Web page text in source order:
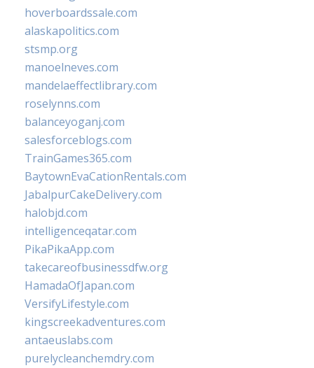
hoverboardssale.com
alaskapolitics.com
stsmp.org
manoelneves.com
mandelaeffectlibrary.com
roselynns.com
balanceyoganj.com
salesforceblogs.com
TrainGames365.com
BaytownEvaCationRentals.com
JabalpurCakeDelivery.com
halobjd.com
intelligenceqatar.com
PikaPikaApp.com
takecareofbusinessdfw.org
HamadaOfJapan.com
VersifyLifestyle.com
kingscreekadventures.com
antaeuslabs.com
purelycleanchemdry.com